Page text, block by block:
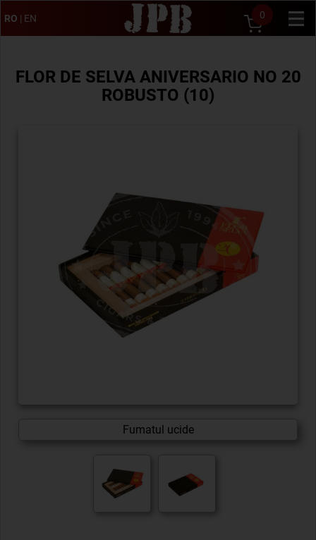
RO | EN 0
FLOR DE SELVA ANIVERSARIO NO 20
ROBUSTO (10)
Fumatul ucide